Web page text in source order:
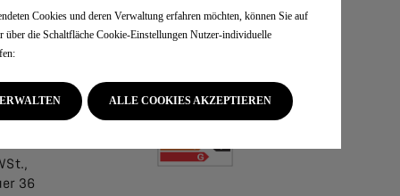
vor,
36
Cookies und deren Verwaltung erfahren möchten, können Sie auf
über die Schaltfläche Cookie-Einstellungen Nutzer-individuelle
ALLE COOKIES AKZEPTIEREN